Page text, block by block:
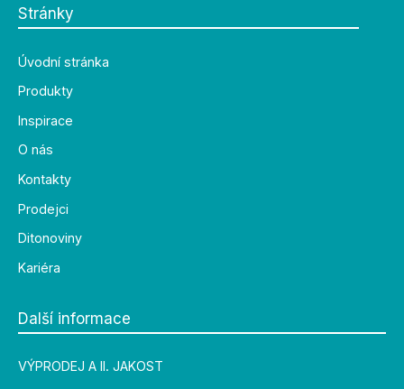
Stránky
Úvodní stránka
Produkty
Inspirace
O nás
Kontakty
Prodejci
Ditonoviny
Kariéra
Další informace
VÝPRODEJ A II. JAKOST